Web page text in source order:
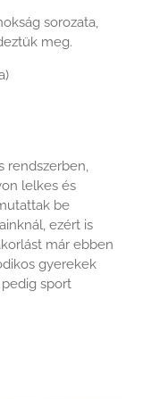
sorozata,
meg.
rendszerben,
lelkes és
be
ezért is
már ebben
gyerekek
sport